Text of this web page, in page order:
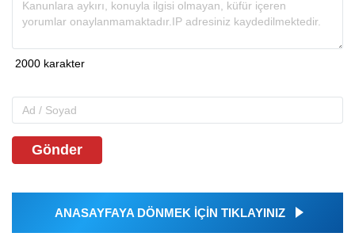
Gönder
ANASAYFAYA DÖNMEK İÇİN TIKLAYINIZ